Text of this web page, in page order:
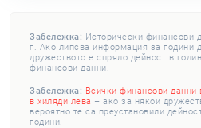
Забележка: Исторически финансови
г. Ако липсва информация за години
дружеството е спряло дейност в
финансови данни.
Забележка: Всички финансови данни
в хиляди лева – ако за някои
вероятно те са преустановили
години.